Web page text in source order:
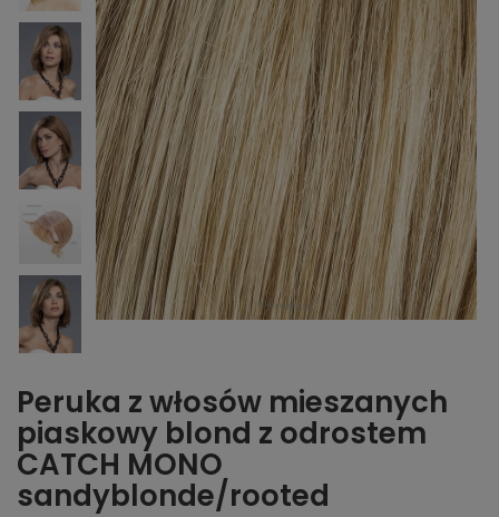
Peruka z włosów mieszanych
piaskowy blond z odrostem
CATCH MONO
sandyblonde/rooted